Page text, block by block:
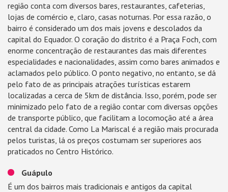
região conta com diversos bares, restaurantes, cafeterias,
lojas de comércio e, claro, casas noturnas. Por essa razão, o
bairro é considerado um dos mais jovens e descolados da
capital do Equador. O coração do distrito é a Praça Foch, com
enorme concentração de restaurantes das mais diferentes
especialidades e nacionalidades, assim como bares animados e
aclamados pelo público. O ponto negativo, no entanto, se dá
pelo fato de as principais atrações turísticas estarem
localizadas a cerca de 5km de distância. Isso, porém, pode ser
minimizado pelo fato de a região contar com diversas opções
de transporte público, que facilitam a locomoção até a área
central da cidade. Como La Mariscal é a região mais procurada
pelos turistas, lá os preços costumam ser superiores aos
praticados no Centro Histórico.
Guápulo
É um dos bairros mais tradicionais e antigos da capital